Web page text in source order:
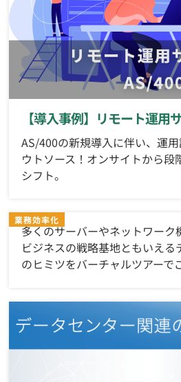
【導入事例】リモート運用
AS/400の新規導入に伴い、運
ウトソース！オンサイトから段
シフト。
多くのサーバーやネットワーク
ビジネスの戦略基地ともいえ
のヒミツをバーチャルツアーで